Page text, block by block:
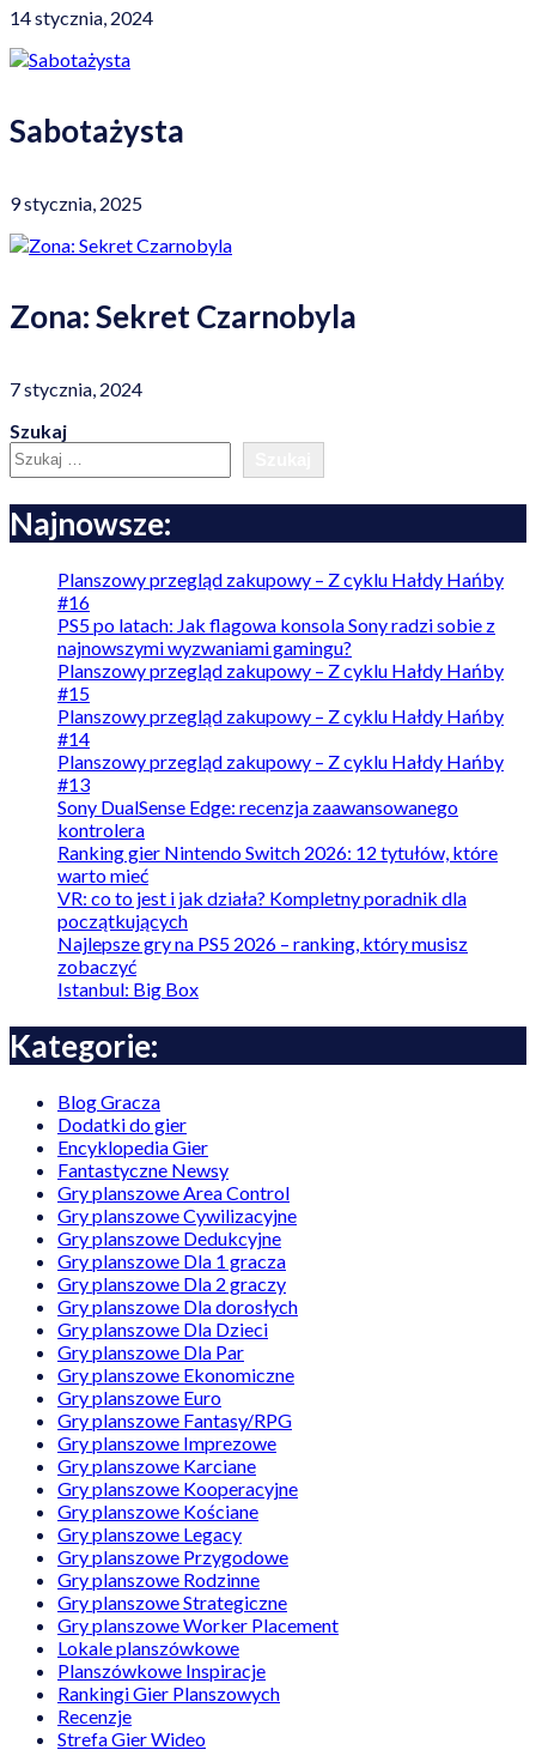
14 stycznia, 2024
Sabotażysta
9 stycznia, 2025
Zona: Sekret Czarnobyla
7 stycznia, 2024
Szukaj
Najnowsze:
Planszowy przegląd zakupowy – Z cyklu Hałdy Hańby
#16
PS5 po latach: Jak flagowa konsola Sony radzi sobie z
najnowszymi wyzwaniami gamingu?
Planszowy przegląd zakupowy – Z cyklu Hałdy Hańby
#15
Planszowy przegląd zakupowy – Z cyklu Hałdy Hańby
#14
Planszowy przegląd zakupowy – Z cyklu Hałdy Hańby
#13
Sony DualSense Edge: recenzja zaawansowanego
kontrolera
Ranking gier Nintendo Switch 2026: 12 tytułów, które
warto mieć
VR: co to jest i jak działa? Kompletny poradnik dla
początkujących
Najlepsze gry na PS5 2026 – ranking, który musisz
zobaczyć
Istanbul: Big Box
Kategorie:
Blog Gracza
Dodatki do gier
Encyklopedia Gier
Fantastyczne Newsy
Gry planszowe Area Control
Gry planszowe Cywilizacyjne
Gry planszowe Dedukcyjne
Gry planszowe Dla 1 gracza
Gry planszowe Dla 2 graczy
Gry planszowe Dla dorosłych
Gry planszowe Dla Dzieci
Gry planszowe Dla Par
Gry planszowe Ekonomiczne
Gry planszowe Euro
Gry planszowe Fantasy/RPG
Gry planszowe Imprezowe
Gry planszowe Karciane
Gry planszowe Kooperacyjne
Gry planszowe Kościane
Gry planszowe Legacy
Gry planszowe Przygodowe
Gry planszowe Rodzinne
Gry planszowe Strategiczne
Gry planszowe Worker Placement
Lokale planszówkowe
Planszówkowe Inspiracje
Rankingi Gier Planszowych
Recenzje
Strefa Gier Wideo